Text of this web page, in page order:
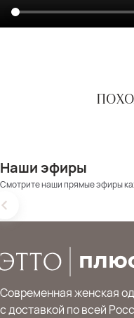
Наши эфиры
Смотрите наши прямые эфиры
Современная женская
с доставкой по всей